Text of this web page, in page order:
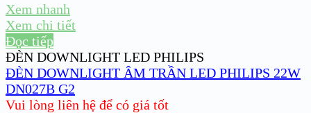
Xem nhanh
Xem chi tiết
Đọc tiếp
ĐÈN DOWNLIGHT LED PHILIPS
ĐÈN DOWNLIGHT ÂM TRẦN LED PHILIPS 22W
DN027B G2
Vui lòng liên hệ để có giá tốt